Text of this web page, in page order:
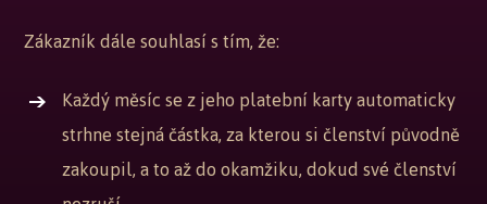
Zákazník dále souhlasí s tím, že:
Každý měsíc se z jeho platební karty automaticky
strhne stejná částka, za kterou si členství původně
zakoupil, a to až do okamžiku, dokud své členství